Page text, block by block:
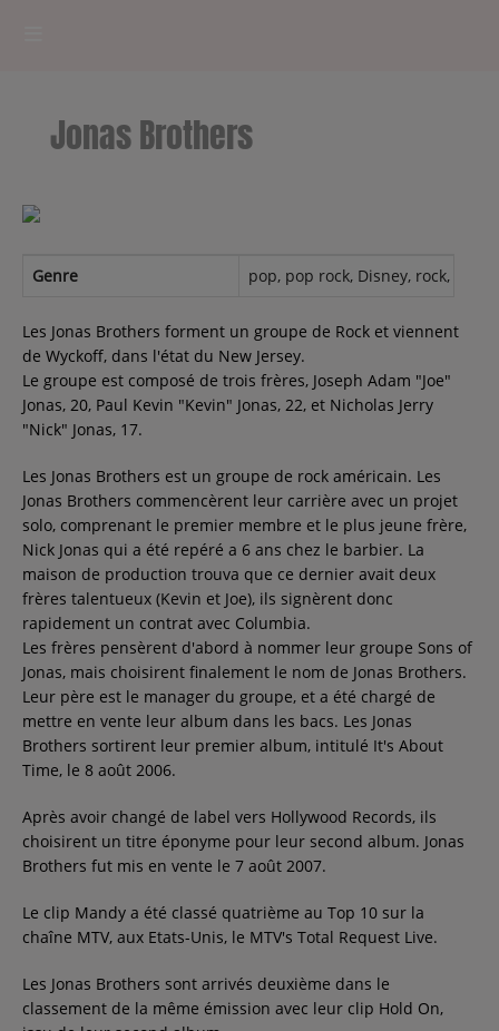
RADIOPLAYER
PODCASTS
CONCOURS
Contact
Contact
Régie Publicitaire
Fréquences
Recherche d'un titre
Jonas Brothers
Genre pop, pop rock, Disney, rock, pop
Les Jonas Brothers forment un groupe de Rock et viennent
de Wyckoff, dans l'état du New Jersey.
Le groupe est composé de trois frères, Joseph Adam "Joe"
Jonas, 20, Paul Kevin "Kevin" Jonas, 22, et Nicholas Jerry
"Nick" Jonas, 17.
Les Jonas Brothers est un groupe de rock américain. Les
Jonas Brothers commencèrent leur carrière avec un projet
solo, comprenant le premier membre et le plus jeune frère,
Nick Jonas qui a été repéré a 6 ans chez le barbier. La
maison de production trouva que ce dernier avait deux
frères talentueux (Kevin et Joe), ils signèrent donc
rapidement un contrat avec Columbia.
Les frères pensèrent d'abord à nommer leur groupe Sons of
Jonas, mais choisirent finalement le nom de Jonas Brothers.
Leur père est le manager du groupe, et a été chargé de
mettre en vente leur album dans les bacs. Les Jonas
Brothers sortirent leur premier album, intitulé It's About
Time, le 8 août 2006.
Après avoir changé de label vers Hollywood Records, ils
choisirent un titre éponyme pour leur second album. Jonas
Brothers fut mis en vente le 7 août 2007.
Le clip Mandy a été classé quatrième au Top 10 sur la
chaîne MTV, aux Etats-Unis, le MTV's Total Request Live.
Les Jonas Brothers sont arrivés deuxième dans le
classement de la même émission avec leur clip Hold On,